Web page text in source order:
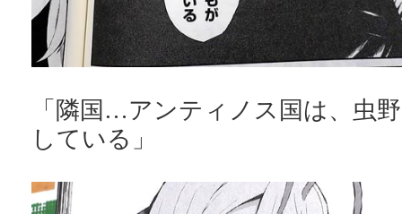
「隣国…アンティノス国は、虫
している」